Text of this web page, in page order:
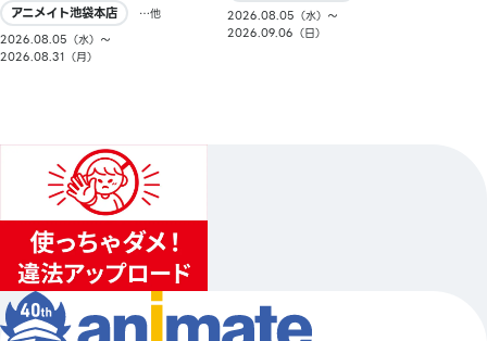
アニメイト池袋本店
…他
2026.08.05（水）〜
2026.08.31（月）
2026.08.05（水）〜
2026.09.06（日）